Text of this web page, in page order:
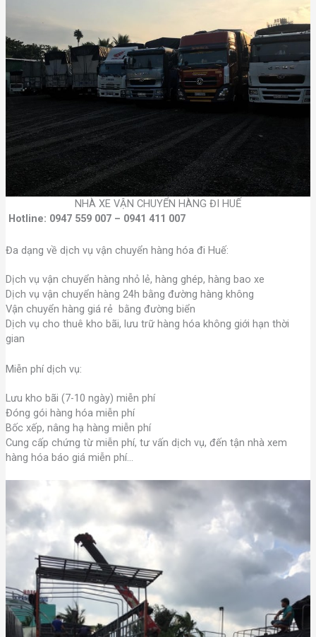
NHÀ XE VẬN CHUYỂN HÀNG ĐI HUẾ
Hotline: 0947 559 007 – 0941 411 007
Đa dạng về dịch vụ vận chuyển hàng hóa đi Huế:
Dịch vụ vận chuyển hàng nhỏ lẻ, hàng ghép, hàng bao xe
Dịch vụ vận chuyển hàng 24h bằng đường hàng không
Vận chuyển hàng giá rẻ bằng đường biển
Dịch vụ cho thuê kho bãi, lưu trữ hàng hóa không giới hạn thời
gian
Miễn phí dịch vụ:
Lưu kho bãi (7-10 ngày) miễn phí
Đóng gói hàng hóa miễn phí
Bốc xếp, nâng hạ hàng miễn phí
Cung cấp chứng từ miễn phí, tư vấn dịch vụ, đến tận nhà xem
hàng hóa báo giá miễn phí…